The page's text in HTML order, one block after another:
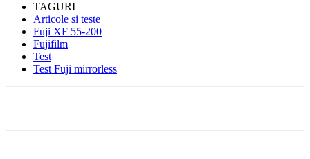
TAGURI
Articole si teste
Fuji XF 55-200
Fujifilm
Test
Test Fuji mirrorless